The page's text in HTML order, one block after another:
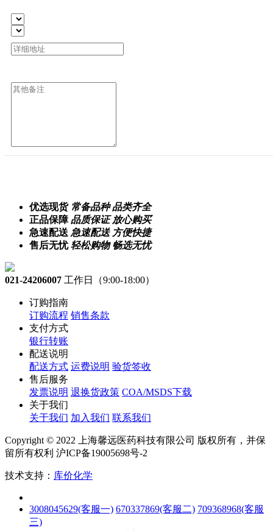
优选现货 常备品种 品类齐全
正品保障品质保证 放心购买
急速配送 急速配送 方便快捷
售后无忧轻松购物 畅选无忧
021-24206007 工作日（9:00-18:00）
订购指南
订购流程 销售条款
支付方式
银行转账
配送说明
配送方式 运费说明 验货签收
售后服务
发票说明 退换货政策 COA/MSDS下载
关于我们
关于我们 加入我们 联系我们
Copyright © 2022 上海馨远医药科技有限公司 版权所有，并保
留所有权利 沪ICP备19005698号-2
技术支持： 库价化学
3008045629(客服一) 670337869(客服二) 709368968(客服
三)